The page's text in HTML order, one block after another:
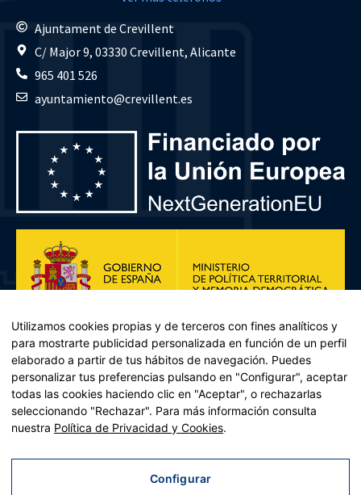
Ajuntament de Crevillent
C/ Major 9, 03330 Crevillent, Alicante
965 401 526
ayuntamiento@crevillent.es
Plan de Recuperación, Transformación y Resiliencia – Financiado por
Recuperación y resiliencia, establecido por el Reglamento (UE)
2021/241 del Parlamento Europeo y del Consejo, de 12 de febrero
Utilizamos cookies propias y de terceros con fines analíticos y
para mostrarte publicidad personalizada en función de un perfil
elaborado a partir de tus hábitos de navegación. Puedes
personalizar tus preferencias pulsando en "Configurar", aceptar
todas las cookies haciendo clic en "Aceptar", o rechazarlas
seleccionando "Rechazar". Para más información consulta
nuestra Política de Privacidad y Cookies.
Configurar